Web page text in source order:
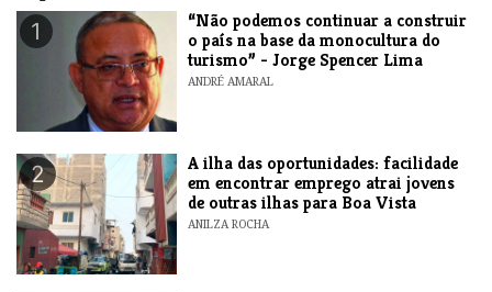
1
“Não podemos continuar a construir
o país na base da monocultura do
turismo” - Jorge Spencer Lima
ANDRÉ AMARAL
2
A ilha das oportunidades: facilidade
em encontrar emprego atrai jovens
de outras ilhas para Boa Vista
ANILZA ROCHA